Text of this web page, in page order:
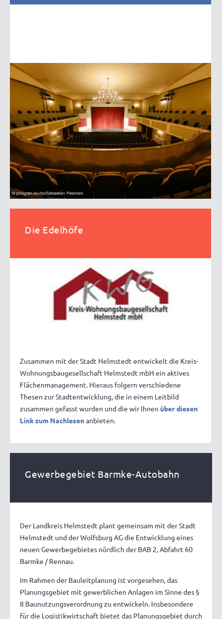
Die Edelhöfe
Zusammen mit der Stadt Helmstedt entwickelt die Kreis-
Wohnungsbaugesellschaft Helmstedt mbH ein aktives
Flächenmanagement. Hieraus folgern verschiedene
Thesen zur Stadtentwicklung, die in einem Leitbild
zusammen gefasst wurden und die wir Ihnen über diesen
Link zum Nachlesenanbieten.
Gewerbegebiet Barmke-Autobahn
Der Landkreis Helmstedt plant gemeinsam mit der Stadt
Helmstedt und der Wolfsburg AG die Entwicklung eines
neuen Gewerbegebietes nördlich der BAB 2, Abfahrt 60
Barmke / Rennau.
Im Rahmen der Bauleitplanung ist vorgesehen, das
Planungsgebiet mit gewerblichen Anlagen im Sinne des §
8 Baunutzungsverordnung zu entwickeln. Insbesondere
für die Logistikwirtschaft bietet das Planungsgebiet durch